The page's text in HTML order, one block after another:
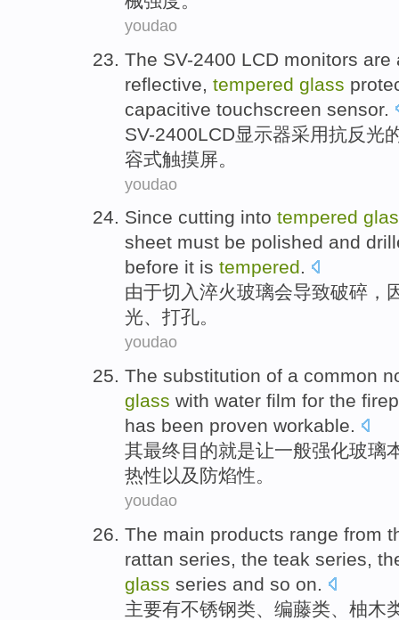
youdao
The SV-2400 LCD monitors are
reflective, tempered glass
capacitive touchscreen sensor.
SV-2400LCD显示器采用抗反光
容式触摸屏。
youdao
Since cutting into tempered
sheet must be polished and
before it is tempered.
由于切入淬火玻璃会导致破碎 ，
光、 打孔。
youdao
The substitution of a common
glass with water film for the
has been proven workable.
其最终目的就是让一般强化玻璃
热性以及防焰性。
youdao
The main products range from
rattan series, the teak series,
glass series and so on.
主要有不锈钢类、 编藤类、 柚木